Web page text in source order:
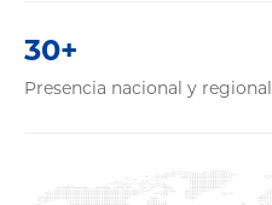
30+
Presencia nacional y regional